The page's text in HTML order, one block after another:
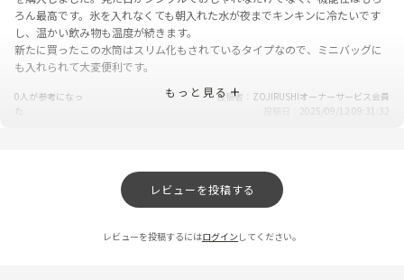
ろん最高です。氷を入れなくても朝入れた水が夜までキンキンに冷たいです
し、温かい飲み物も温度が続きます。
新たに買ったこの水筒はスリム化もされているタイプなので、ミニバッグに
も入れられて大変便利です。
0人が参考になっ
た
投稿者
ZOJIRUSHIオーナーサービス会員
2025/09/12 09:31:32
ニックネーム：もえ さん
シームレスせんの楽さが気に入って、今回追加購入しました。鞄にすっぽり
もっと見る
レビューを投稿する
レビューを投稿するにはログイン してください。